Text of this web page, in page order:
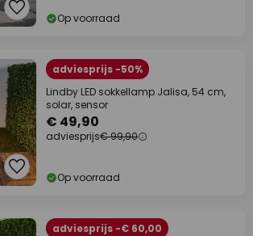
Op voorraad
adviesprijs -50%
Lindby LED sokkellamp Jalisa, 54 cm,
solar, sensor
€ 49,90
adviesprijs€ 99,90
Op voorraad
adviesprijs -€ 60,00